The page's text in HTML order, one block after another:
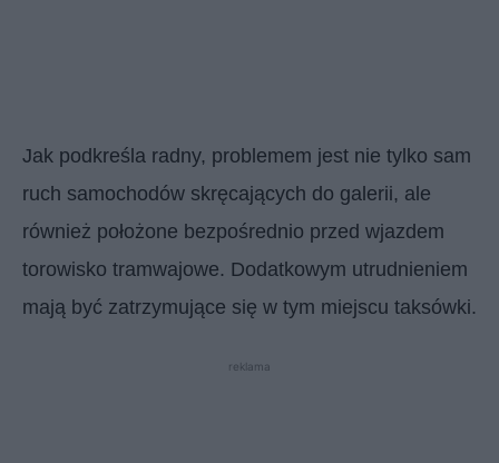
Jak podkreśla radny, problemem jest nie tylko sam
ruch samochodów skręcających do galerii, ale
również położone bezpośrednio przed wjazdem
torowisko tramwajowe. Dodatkowym utrudnieniem
mają być zatrzymujące się w tym miejscu taksówki.
reklama